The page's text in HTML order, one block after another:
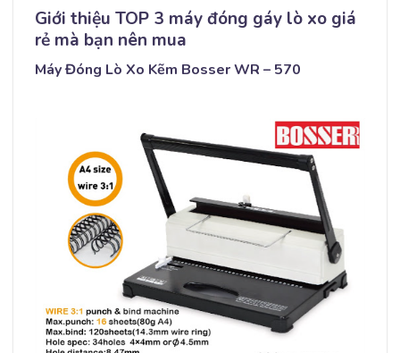
Giới thiệu TOP 3 máy đóng gáy lò xo giá
rẻ mà bạn nên mua
Máy Đóng Lò Xo Kẽm Bosser WR – 570